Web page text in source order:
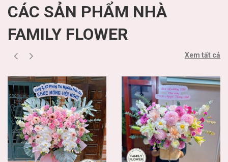
CÁC SẢN PHẨM NHÀ
FAMILY FLOWER
Xem tất cả